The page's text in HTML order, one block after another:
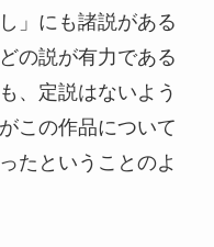
」にも諸説がある
の説が有力である
、定説はないよう
この作品について
たということのよ